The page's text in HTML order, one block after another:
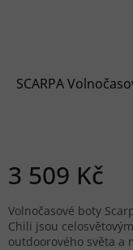
SCARPA
3 509 Kč
Volnočasové boty
Chili jsou
outdoorového světa a